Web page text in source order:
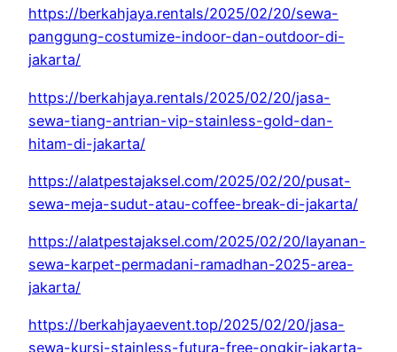
https://berkahjaya.rentals/2025/02/20/sewa-
panggung-costumize-indoor-dan-outdoor-di-
jakarta/
https://berkahjaya.rentals/2025/02/20/jasa-
sewa-tiang-antrian-vip-stainless-gold-dan-
hitam-di-jakarta/
https://alatpestajaksel.com/2025/02/20/pusat-
sewa-meja-sudut-atau-coffee-break-di-jakarta/
https://alatpestajaksel.com/2025/02/20/layanan-
sewa-karpet-permadani-ramadhan-2025-area-
jakarta/
https://berkahjayaevent.top/2025/02/20/jasa-
sewa-kursi-stainless-futura-free-ongkir-jakarta-